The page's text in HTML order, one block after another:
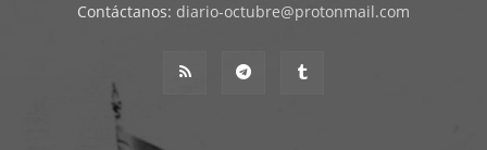
Contáctanos: diario-octubre@protonmail.com